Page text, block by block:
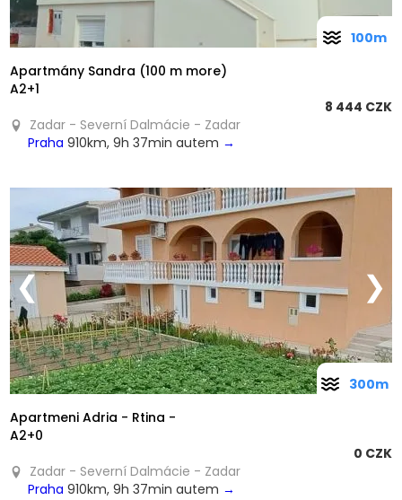
Apartmány Sandra (100 m more)
A2+1
8 444 CZK
Zadar - Severní Dalmácie - Zadar
Praha 910km, 9h 37min autem →
100m
❮ ❯
Apartmeni Adria - Rtina -
A2+0
0 CZK
Zadar - Severní Dalmácie - Zadar
Praha 910km, 9h 37min autem →
300m